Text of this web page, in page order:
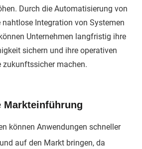
Durch die Automatisierung von
nahtlose Integration von Systemen
Unternehmen langfristig ihre
sichern und ihre operativen
zukunftssicher machen.
Markteinführung
können Anwendungen schneller
auf den Markt bringen, da